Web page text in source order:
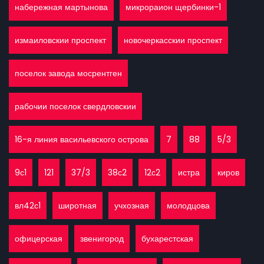
набережная мартынова микрораион щербинки-1
измаиловскии проспект новочеркасскии проспект
поселок завода мосрентген
рабочии поселок свердловскии
16-я линия васильевского острова 7 88 5/3
9с1 121 37/3 38с2 12с2 истра киров
вл42с1 широтная учхозная молодцова
офицерская звенигород бухарестская